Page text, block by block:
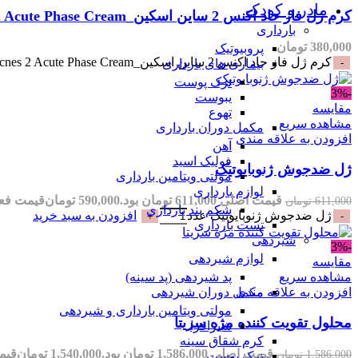
مادر و کودک
بارداری
پروبیوتیک
بیماری های بارداری
ترک پوست
یبوست
تهوع
مکمل دوران بارداری
آهن
فولیک اسید
مولتی ویتامین بارداری
لوازم بارداری
شکم بند بارداری
تست بارداری
شیردهی
لوازم شیردهی
پد شیردهی (پد سینه)
مکمل دوران شیردهی
مولتی ویتامین بارداری و شیردهی
شیرافزا
کرم شقاق سینه
کرم ژل فاز حاد اکنس 2 ساین اسکین_SynSkin Acnes 2 Acute Phase Cream
380,000 تومان
کرم ژل فاز حاد اکنس 2 ساین اسکین_SynSkin Acnes 2 Acute Phase Cream عدد
-3%
مقایسه
مشاهده سریع
افزودن به علاقه مندی
ژل ضدجوش ژنوبایوتیک
611,000 تومان قیمت اصلی 611,000 تومان بود. 590,000 تومانقیمت فعلی 590,000
ژل ضدجوش ژنوبایوتیک عدد
افزودن به سبد خرید
-3%
مقایسه
مشاهده سریع
افزودن به علاقه مندی
محلول تقویت کننده مژه سریتا
1,586,000 تومان قیمت اصلی 1,586,000 تومان بود. 1,540,000 تومانقیمت